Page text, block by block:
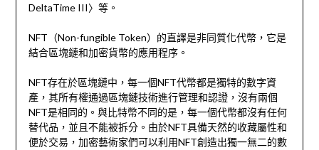
DeltaTime III〉等。
NFT（Non-fungible Token）的直譯是非同質化代幣，它是
結合區塊鏈和加密貨幣的應用程序。
NFT存在於區塊鏈中，每一個NFT代幣都是獨特的數字資
產，其所有權通過區塊鏈技術進行管理和認證，沒有兩個
NFT是相同的。與比特幣不同的是，每一個代幣都沒有任何
替代品，並且不能被拆分。由於NFT具備天然的收藏屬性和
便於交易，加密藝術家們可以利用NFT創造出獨一無二的數